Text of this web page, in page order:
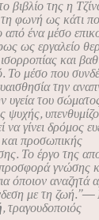
βιβλίο της η
τη φωνή ως κάτι
από ένα μέσο
ως εργαλείο
και
Το μέσο που
την
υγεία του
ψυχής,
γίνει δρόμος
προσωπικής
Το έργο της
γνώσης
όποιον αναζητά
με τη ζωή.”—
, τραγουδοποιός